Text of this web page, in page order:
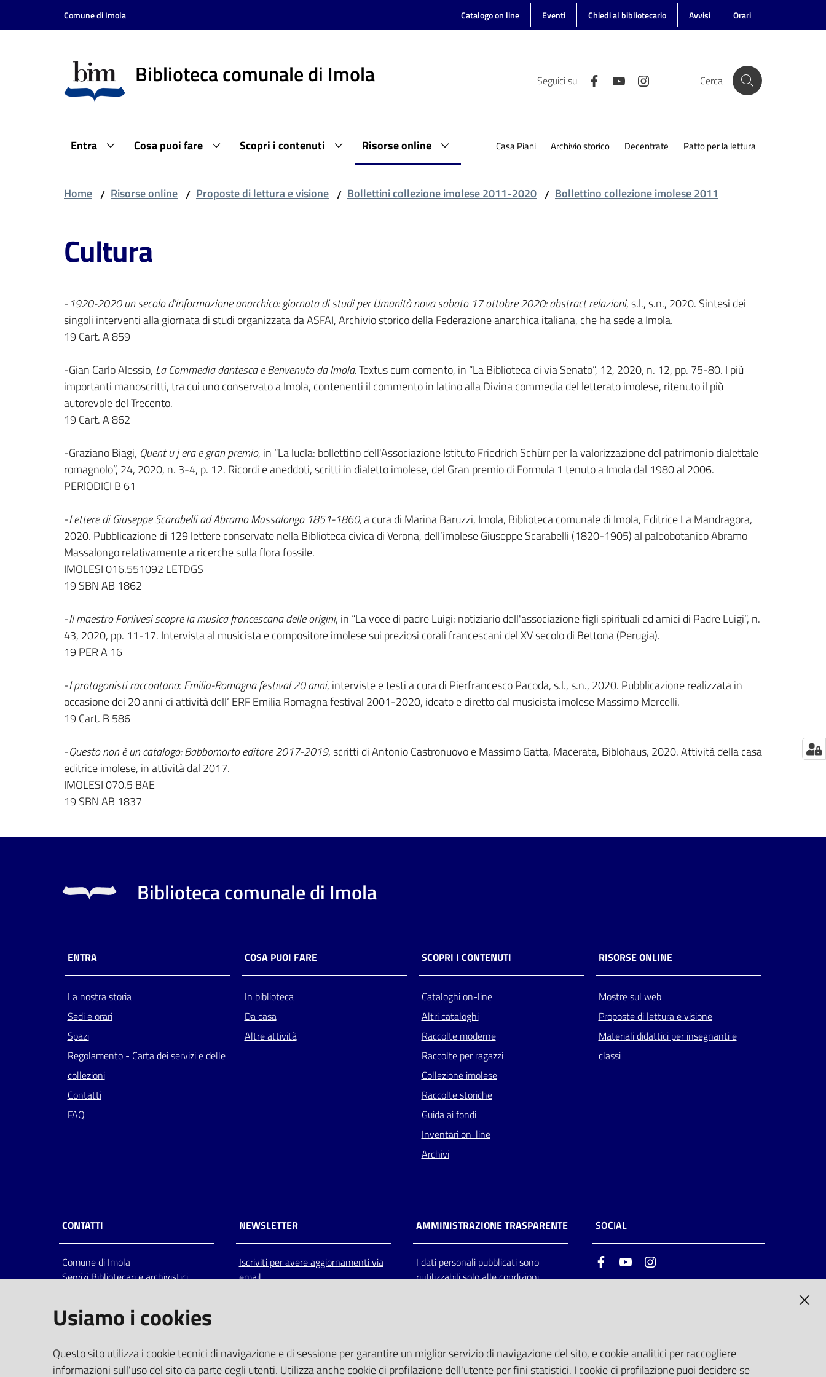
Vai al contenuto
Vai alla navigazione
Comune di Imola Catalogo on line Eventi Chiedi al bibliotecario Avvisi Orari
Biblioteca comunale di Imola Seguici su Cerca
Entra Cosa puoi fare Scopri i contenuti Risorse online Casa Piani Archivio storico Decentrate Patto per la lettura
Home / Risorse online / Proposte di lettura e visione / Bollettini collezione imolese 2011-2020 / Bollettino collezione imolese 2011
Cultura
-1920-2020 un secolo d'informazione anarchica: giornata di studi per Umanità nova sabato 17 ottobre 2020: abstract relazioni, s.l., s.n., 2020. Sintesi dei
singoli interventi alla giornata di studi organizzata da ASFAI, Archivio storico della Federazione anarchica italiana, che ha sede a Imola.
19 Cart. A 859
-Gian Carlo Alessio, La Commedia dantesca e Benvenuto da Imola.Textus cum comento, in “La Biblioteca di via Senato”, 12, 2020, n. 12, pp. 75-80. I più
importanti manoscritti, tra cui uno conservato a Imola, contenenti il commento in latino alla Divina commedia del letterato imolese, ritenuto il più
autorevole del Trecento.
19 Cart. A 862
-Graziano Biagi, Quent u j era e gran premio, in “La ludla: bollettino dell'Associazione Istituto Friedrich Schürr per la valorizzazione del patrimonio dialettale
romagnolo”, 24, 2020, n. 3-4, p. 12. Ricordi e aneddoti, scritti in dialetto imolese, del Gran premio di Formula 1 tenuto a Imola dal 1980 al 2006.
PERIODICI B 61
-Lettere di Giuseppe Scarabelli ad Abramo Massalongo 1851-1860,a cura di Marina Baruzzi, Imola, Biblioteca comunale di Imola, Editrice La Mandragora,
2020. Pubblicazione di 129 lettere conservate nella Biblioteca civica di Verona, dell’imolese Giuseppe Scarabelli (1820-1905) al paleobotanico Abramo
Massalongo relativamente a ricerche sulla flora fossile.
IMOLESI 016.551092 LETDGS
19 SBN AB 1862
-Il maestro Forlivesi scopre la musica francescana delle origini, in “La voce di padre Luigi: notiziario dell'associazione figli spirituali ed amici di Padre Luigi”, n.
43, 2020, pp. 11-17. Intervista al musicista e compositore imolese sui preziosi corali francescani del XV secolo di Bettona (Perugia).
19 PER A 16
-I protagonisti raccontano: Emilia-Romagna festival 20 anni, interviste e testi a cura di Pierfrancesco Pacoda, s.l., s.n., 2020. Pubblicazione realizzata in
occasione dei 20 anni di attività dell’ ERF Emilia Romagna festival 2001-2020, ideato e diretto dal musicista imolese Massimo Mercelli.
19 Cart. B 586
-Questo non è un catalogo:Babbomorto editore 2017-2019, scritti di Antonio Castronuovo e Massimo Gatta, Macerata, Biblohaus, 2020. Attività della casa
editrice imolese, in attività dal 2017.
IMOLESI 070.5 BAE
19 SBN AB 1837
Biblioteca comunale di Imola
ENTRA
La nostra storia
Sedi e orari
Spazi
Regolamento - Carta dei servizi e delle
collezioni
Contatti
FAQ
COSA PUOI FARE
In biblioteca
Da casa
Altre attività
SCOPRI I CONTENUTI
Cataloghi on-line
Altri cataloghi
Raccolte moderne
Raccolte per ragazzi
Collezione imolese
Raccolte storiche
Guida ai fondi
Inventari on-line
Archivi
RISORSE ONLINE
Mostre sul web
Proposte di lettura e visione
Materiali didattici per insegnanti e
classi
CONTATTI
Comune di Imola
Servizi Bibliotecari e archivistici
Italia
centralino: tel 0542.6026.36 fax
bim@comune.imola.bo.it
PEC
NEWSLETTER
Iscriviti per avere aggiornamenti via
email
AMMINISTRAZIONE TRASPARENTE
I dati personali pubblicati sono
riutilizzabili solo alle condizioni
SOCIAL
FacebookYoutube
Usiamo i cookies
Questo sito utilizza i cookie tecnici di navigazione e di sessione per garantire un miglior servizio di navigazione del sito, e cookie analitici per raccogliere
informazioni sull'uso del sito da parte degli utenti. Utilizza anche cookie di profilazione dell'utente per fini statistici. I cookie di profilazione puoi decidere se